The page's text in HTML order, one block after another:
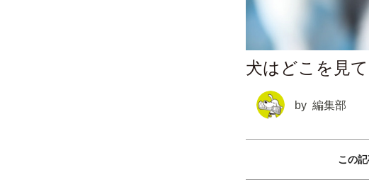
犬はどこを見
by 編集部
この